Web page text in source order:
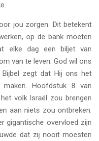
jou zorgen. Dit betekent
op de bank moeten
elke dag een biljet van
van te leven. God wil ons
zegt dat Hij ons het
Hoofdstuk 8 van
volk Israël zou brengen
aan niets zou ontbreken.
gigantische overvloed zijn
dat zij nooit moesten